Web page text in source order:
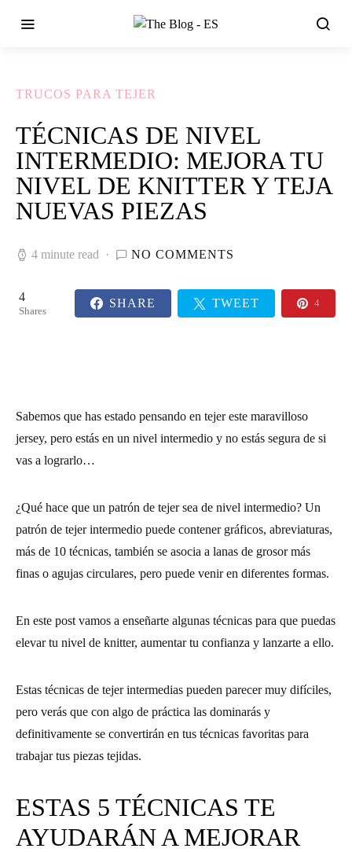
TRUCOS PARA TEJER
TÉCNICAS DE NIVEL
INTERMEDIO: MEJORA TU
NIVEL DE KNITTER Y TEJA
NUEVAS PIEZAS
4 minute read NO COMMENTS
4
Shares
SHARE TWEET 4
Sabemos que has estado pensando en tejereste maravilloso
jersey, pero estás en un nivel intermedio y no estás segura de si
vas a lograrlo…
¿Qué hace que un patrón de tejersea de nivel intermedio? Un
patrón de tejerintermedio puede contener gráficos, abreviaturas,
más de 10 técnicas, también se asocia a lanas de grosor más
finas o agujas circulares, pero puede venir en diferentes formas.
En este post vamos a enseñarte algunas técnicas para que puedas
elevar tu nivel de knitter, aumentar tu confianza y lanzarte a ello.
Estas técnicas de tejerintermedias pueden parecer muy difíciles,
pero verás que con algo de práctica las dominarás y
definitivamente se convertirán en tus técnicas favoritas para
trabajar tus piezas tejidas.
ESTAS 5 TÉCNICAS TE
AYUDARÁN A MEJORAR